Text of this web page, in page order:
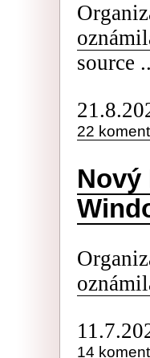
source
22
14